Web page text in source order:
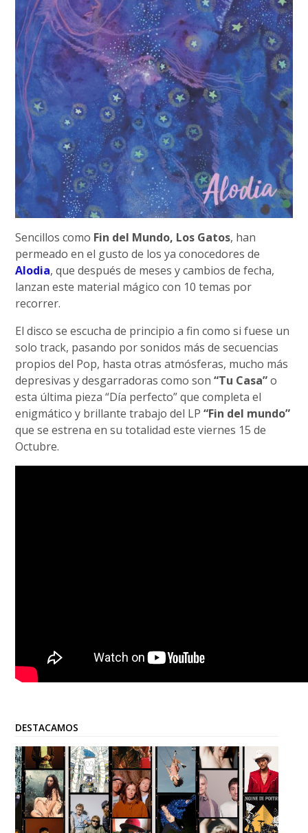
Sencillos como Fin del Mundo, Los Gatos, han
permeado en el gusto de los ya conocedores de
Alodia, que después de meses y cambios de fecha,
lanzan este material mágico con 10 temas por
recorrer.
El disco se escucha de principio a fin como si fuese un
solo track, pasando por sonidos más de secuencias
propios del Pop, hasta otras atmósferas, mucho más
depresivas y desgarradoras como son“Tu Casa”o
esta última pieza “Día perfecto” que completa el
enigmático y brillante trabajo del LP“Fin del mundo”
que se estrena en su totalidad este viernes 15 de
Octubre.
DESTACAMOS